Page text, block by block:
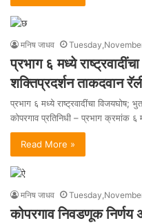
मनिष जाधव
प्रभाग ६ मध्ये
शक्तिप्रदर्शन ताकदवान
प्रभाग ६ मध्ये राष्ट्रवादींचा विजयघोष;
कोपरगाव प्रतिनिधी – प्रभाग क्रमांक ६
Read More »
मनिष जाधव
कोपरगाव निवडणूक निर्णय